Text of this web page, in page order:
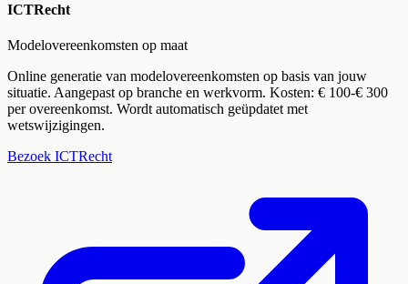
ICTRecht
Modelovereenkomsten op maat
Online generatie van modelovereenkomsten op basis van jouw
situatie. Aangepast op branche en werkvorm. Kosten: € 100-€ 300
per overeenkomst. Wordt automatisch geüpdatet met
wetswijzigingen.
Bezoek ICTRecht